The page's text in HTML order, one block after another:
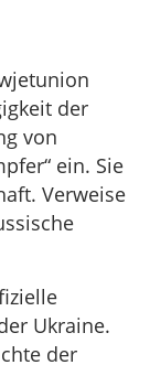
der
von
ein. Sie
Verweise
Ukraine.
der